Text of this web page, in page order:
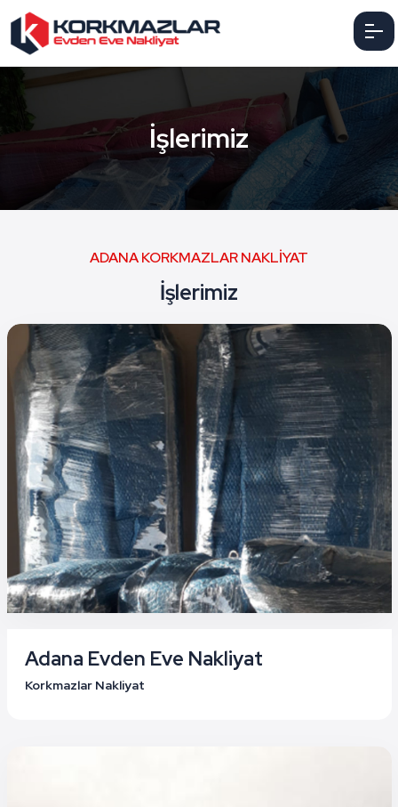
İşlerimiz
ADANA KORKMAZLAR NAKLİYAT
İşlerimiz
Adana Evden Eve Nakliyat
Korkmazlar Nakliyat